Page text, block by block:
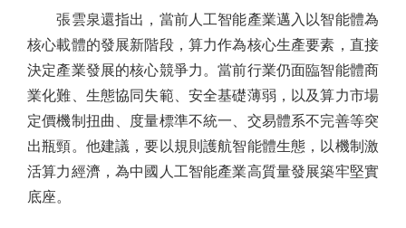
張雲泉還指出，當前人工智能產業邁入以智能體為
核心載體的發展新階段，算力作為核心生產要素，直接
決定產業發展的核心競爭力。當前行業仍面臨智能體商
業化難、生態協同失範、安全基礎薄弱，以及算力市場
定價機制扭曲、度量標準不統一、交易體系不完善等突
出瓶頸。他建議，要以規則護航智能體生態，以機制激
活算力經濟，為中國人工智能產業高質量發展築牢堅實
底座。